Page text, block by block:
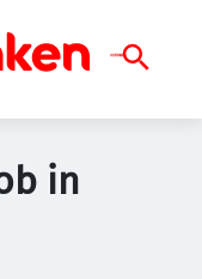
in